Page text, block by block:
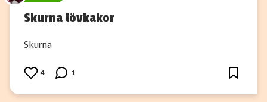
Skurna lövkakor
Skurna
4 1